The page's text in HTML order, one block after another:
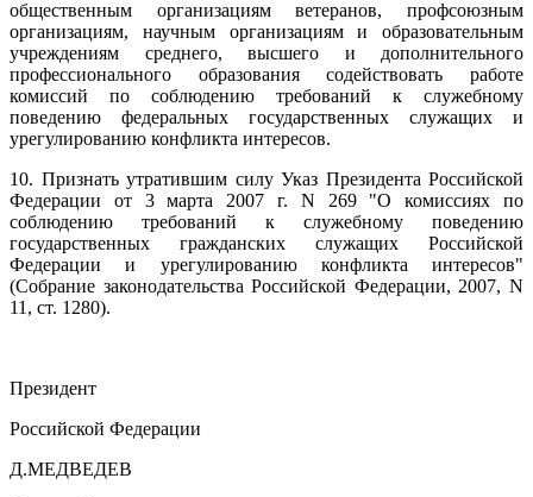
общественным организациям ветеранов, профсоюзным
организациям, научным организациям и образовательным
учреждениям среднего, высшего и дополнительного
профессионального образования содействовать работе
комиссий по соблюдению требований к служебному
поведению федеральных государственных служащих и
урегулированию конфликта интересов.
10. Признать утратившим силу Указ Президента Российской
Федерации от 3 марта 2007 г. N 269 "О комиссиях по
соблюдению требований к служебному поведению
государственных гражданских служащих Российской
Федерации и урегулированию конфликта интересов"
(Собрание законодательства Российской Федерации, 2007, N
11, ст. 1280).
Президент
Российской Федерации
Д.МЕДВЕДЕВ